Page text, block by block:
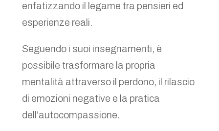
enfatizzando il legame tra pensieri ed
esperienze reali.
Seguendo i suoi insegnamenti, è
possibile trasformare la propria
mentalità attraverso il perdono, il rilascio
di emozioni negative e la pratica
dell’autocompassione.